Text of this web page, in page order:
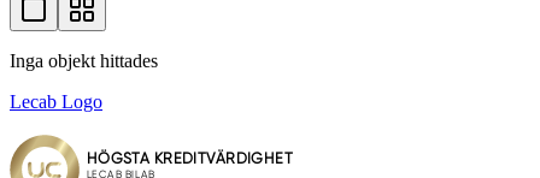
Inga objekt hittades
Lecab Logo